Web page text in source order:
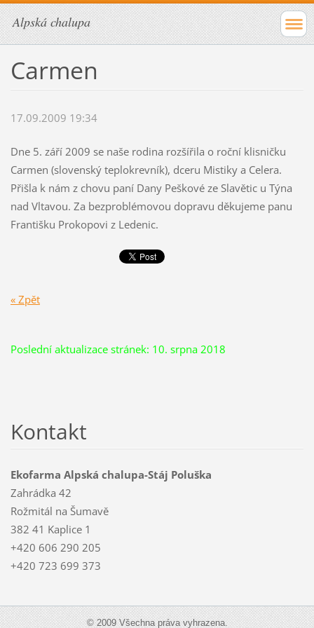
Alpská chalupa
Carmen
17.09.2009 19:34
Dne 5. září 2009 se naše rodina rozšířila o roční klisničku
Carmen (slovenský teplokrevník), dceru Mistiky a Celera.
Přišla k nám z chovu paní Dany Peškové ze Slavětic u Týna
nad Vltavou. Za bezproblémovou dopravu děkujeme panu
Františku Prokopovi z Ledenic.
« Zpět
Poslední aktualizace stránek: 10. srpna 2018
Kontakt
Ekofarma Alpská chalupa-Stáj Poluška
Zahrádka 42
Rožmitál na Šumavě
382 41 Kaplice 1
+420 606 290 205
+420 723 699 373
© 2009 Všechna práva vyhrazena.